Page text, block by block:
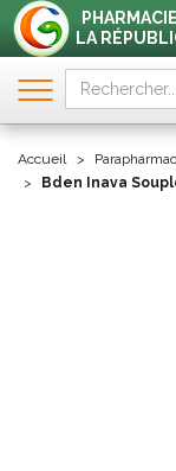
LA
Accueil
Bden Inava